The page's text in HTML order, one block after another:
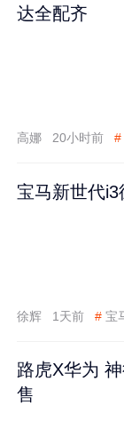
达全配齐
高娜 20小时前 #
宝马新世代
徐辉 1天前 # 宝
路虎X华为
售